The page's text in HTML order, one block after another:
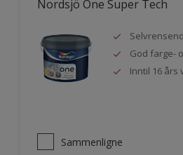
Nordsjö One Super Tech
God farge-
Inntil 16
Sammenligne